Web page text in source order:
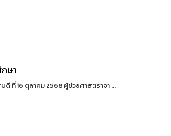
ษา
ที่ 16 ตุลาคม 2568 ผู้ช่วยศาสตราจา ...